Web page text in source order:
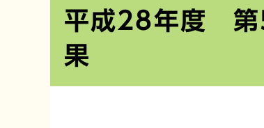
平成28年度 第
果